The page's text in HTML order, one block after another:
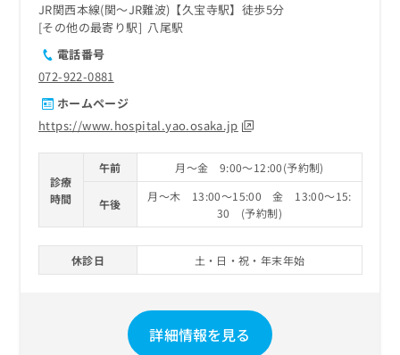
JR関西本線(関～JR難波)【久宝寺駅】徒歩5分
その他の最寄り駅
八尾駅
電話番号
072-922-0881
ホームページ
https://www.hospital.yao.osaka.jp
診療
時間
午前 月～金 9:00～12:00(予約制)
午後
月～木 13:00～15:00 金 13:00～15:
30 (予約制)
休診日 土・日・祝・年末年始
詳細情報を見る